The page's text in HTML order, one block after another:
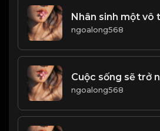
Nhân sinh một vô
ngoalong568
ngoalong568